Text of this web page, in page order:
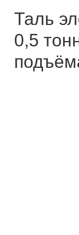
Таль
0,5